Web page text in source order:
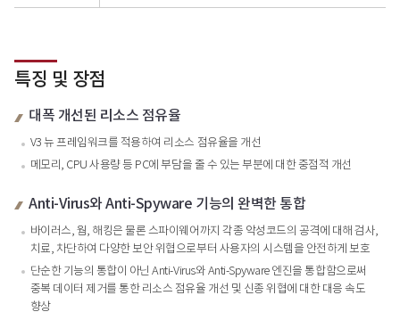
특징 및 장점
대폭 개선된 리소스 점유율
V3 뉴 프레임워크를 적용하여 리소스 점유율을 개선
메모리, CPU 사용량 등 PC에 부담을 줄 수 있는 부분에 대한 중점적 개선
Anti-Virus와 Anti-Spyware 기능의 완벽한 통합
바이러스, 웜, 해킹은 물론 스파이웨어까지 각종 악성코드의 공격에 대해 검사,
치료, 차단하여 다양한 보안 위협으로부터 사용자의 시스템을 안전하게 보호
단순한 기능의 통합이 아닌 Anti-Virus와 Anti-Spyware 엔진을 통합함으로써
중복 데이터 제거를 통한 리소스 점유율 개선 및 신종 위협에 대한 대응 속도
향상